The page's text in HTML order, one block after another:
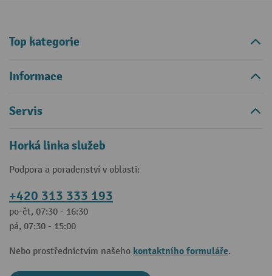
Top kategorie
Informace
Servis
Horká linka služeb
Podpora a poradenství v oblasti:
+420 313 333 193
po-čt, 07:30 - 16:30
pá, 07:30 - 15:00
Nebo prostřednictvím našeho kontaktního formuláře.